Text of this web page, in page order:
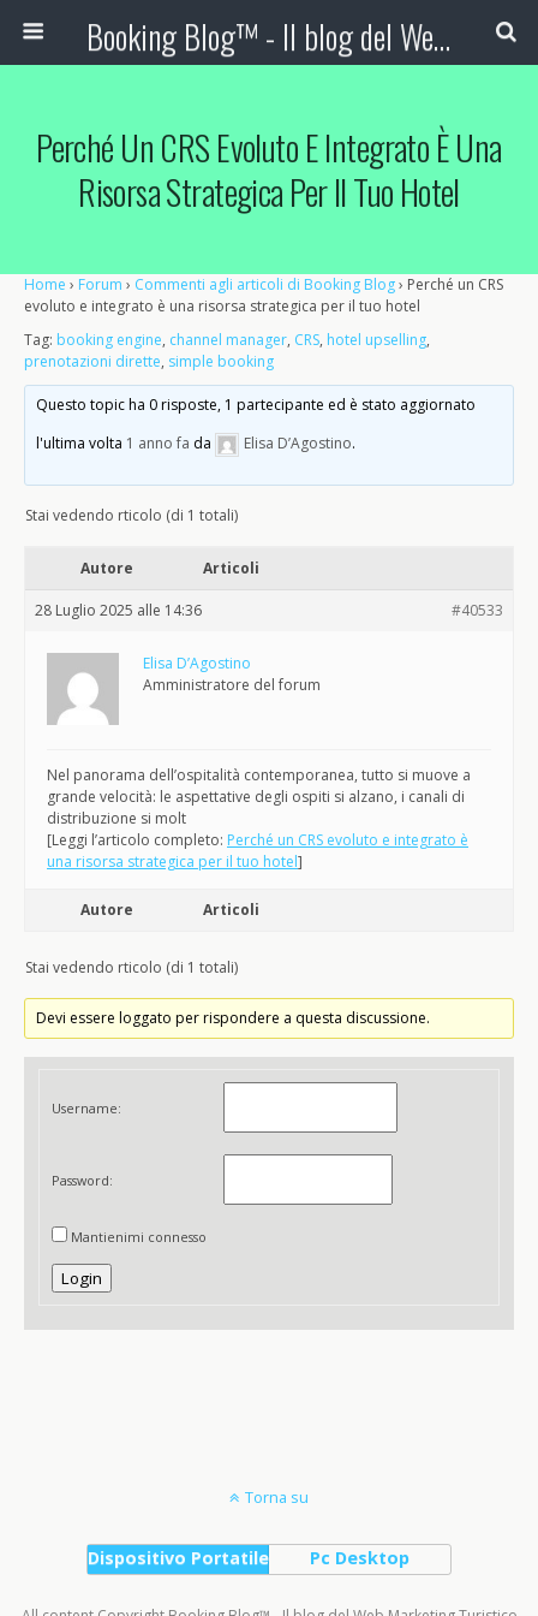
Booking Blog™ - Il blog del Web Marketing Turistico
Perché Un CRS Evoluto E Integrato È Una
Risorsa Strategica Per Il Tuo Hotel
Home › Forum › Commenti agli articoli di Booking Blog› Perché un CRS
evoluto e integrato è una risorsa strategica per il tuo hotel
Tag: booking engine, channel manager, CRS, hotel upselling,
prenotazioni dirette, simple booking
Questo topic ha 0 risposte, 1 partecipante ed è stato aggiornato
l'ultima volta 1 anno fa da Elisa D’Agostino.
Stai vedendo rticolo (di 1 totali)
Autore Articoli
28 Luglio 2025 alle 14:36 #40533
Elisa D’Agostino
Amministratore del forum
Nel panorama dell’ospitalità contemporanea, tutto si muove a
grande velocità: le aspettative degli ospiti si alzano, i canali di
distribuzione si molt
[Leggi l’articolo completo: Perché un CRS evoluto e integrato è
una risorsa strategica per il tuo hotel]
Autore Articoli
Stai vedendo rticolo (di 1 totali)
Devi essere loggato per rispondere a questa discussione.
Username:
Password:
Mantienimi connesso
Login
Torna su
Dispositivo Portatile Pc Desktop